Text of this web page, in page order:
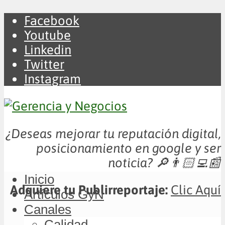
Facebook
Youtube
Linkedin
Twitter
Instagram
¿Deseas mejorar tu reputación digital,
posicionamiento en google y ser
noticia? 🔎👨🏻‍💻📰
Adquiere tu Publirreportaje: Clic Aquí
Inicio
Artículos GyN
Canales